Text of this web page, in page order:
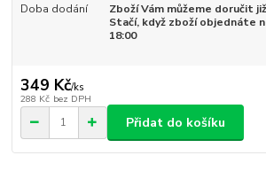
Doba dodání
Zboží Vám můžeme doručit
Stačí, když zboží objednáte
18:00
349 Kč/ks
288 Kč bez DPH
Přidat do košíku